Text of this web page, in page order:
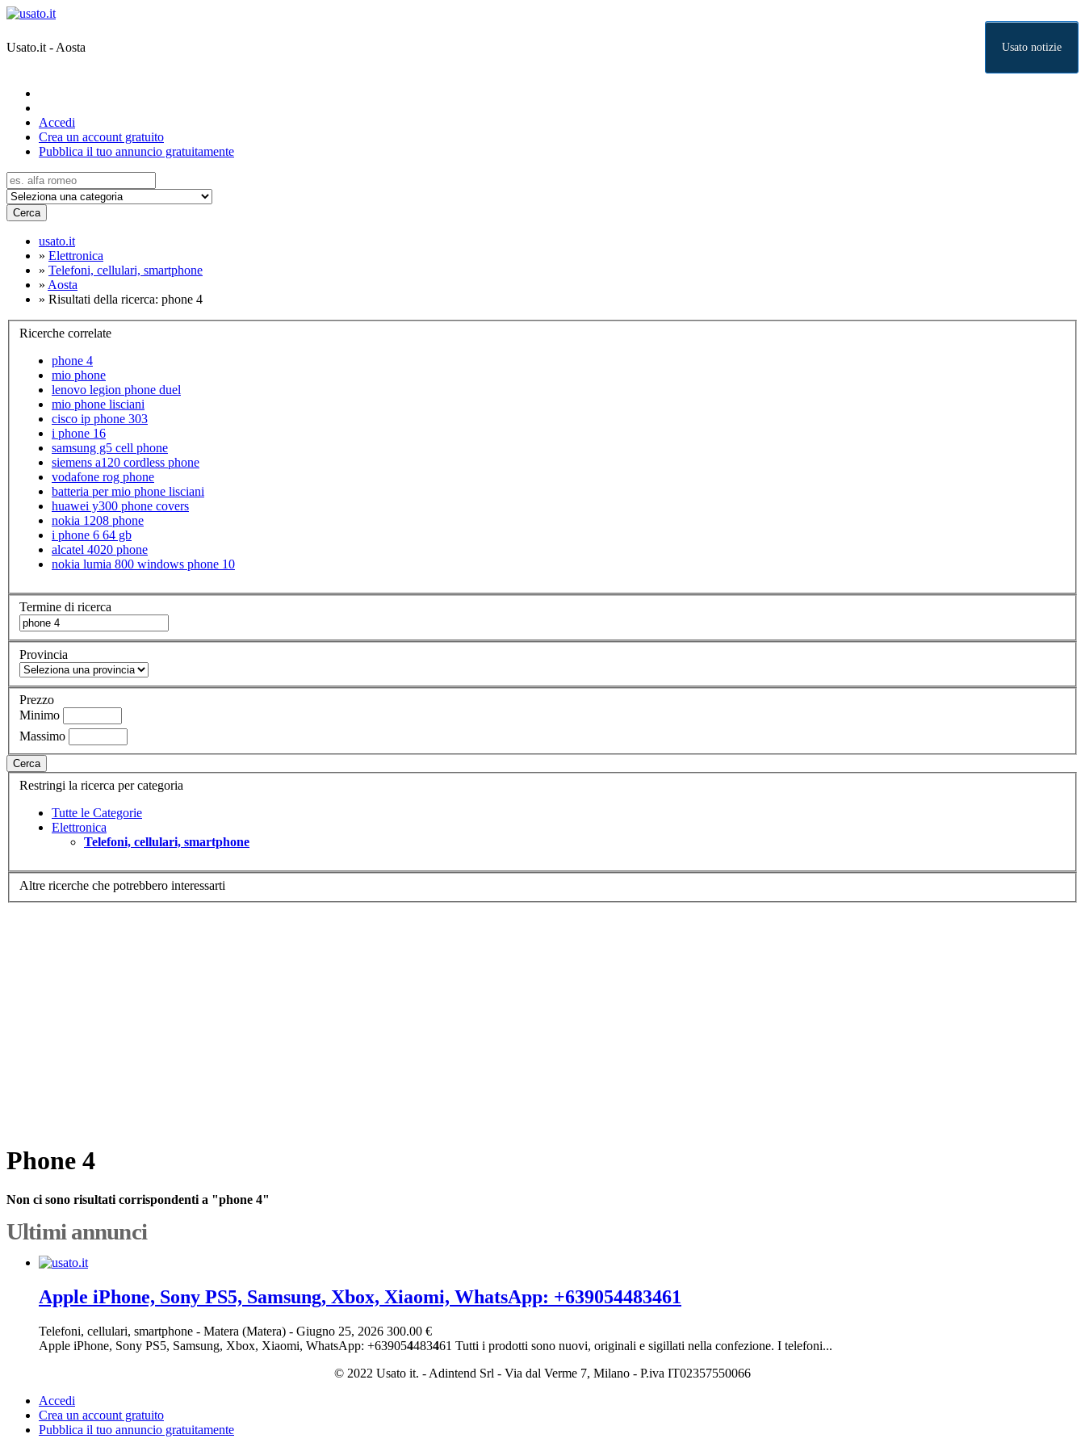
Usato.it - Aosta Usato notizie
Accedi
Crea un account gratuito
Pubblica il tuo annuncio gratuitamente
Cerca
usato.it
» Elettronica
» Telefoni, cellulari, smartphone
» Aosta
» Risultati della ricerca: phone 4
Ricerche correlate
phone 4
mio phone
lenovo legion phone duel
mio phone lisciani
cisco ip phone 303
i phone 16
samsung g5 cell phone
siemens a120 cordless phone
vodafone rog phone
batteria per mio phone lisciani
huawei y300 phone covers
nokia 1208 phone
i phone 6 64 gb
alcatel 4020 phone
nokia lumia 800 windows phone 10
Termine di ricerca
Provincia
Prezzo
Minimo
Massimo
Cerca
Restringi la ricerca per categoria
Tutte le Categorie
Elettronica
Telefoni, cellulari, smartphone
Altre ricerche che potrebbero interessarti
Phone 4
Non ci sono risultati corrispondenti a "phone 4"
Ultimi annunci
Apple iPhone, Sony PS5, Samsung, Xbox, Xiaomi, WhatsApp: +639054483461
Telefoni, cellulari, smartphone - Matera (Matera) - Giugno 25, 2026 300.00 €
Apple iPhone, Sony PS5, Samsung, Xbox, Xiaomi, WhatsApp: +639054483461 Tutti i prodotti sono nuovi, originali e sigillati nella confezione. I telefoni...
© 2022 Usato it. - Adintend Srl - Via dal Verme 7, Milano - P.iva IT02357550066
Accedi
Crea un account gratuito
Pubblica il tuo annuncio gratuitamente